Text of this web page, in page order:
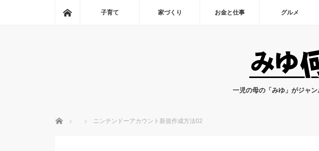
ホーム子育て 家づくり お金と仕事 グルメ
一児の母の「みゆ」がジャ
ホーム ニンテンドーアカウント新規作成方法02